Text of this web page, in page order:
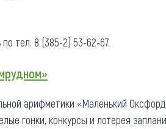
тел. 8 (385-2) 53-62-67.
арифметики «Маленький
гонки, конкурсы и лотерея